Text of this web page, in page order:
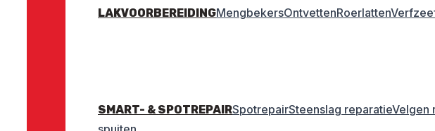
LAKVOORBEREIDINGMengbekersOntvettenRoerlatten
SMART- & SPOTREPAIRSpotrepairSteenslag reparatieVelgen